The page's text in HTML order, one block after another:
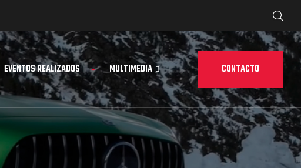
EVENTOS REALIZADOS MULTIMEDIA CONTACTO